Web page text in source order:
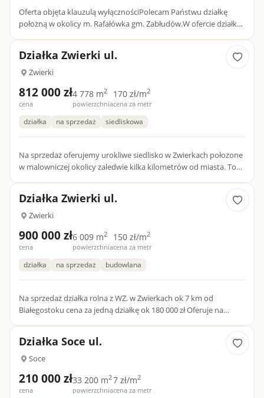
Oferta objęta klauzulą wyłącznościPolecam Państwu działkę
położną w okolicy m. Rafałówka gm. Zabłudów.W ofercie działka
Działka Zwierki ul.
Zwierki
812 000 zł
cena
4 778 m2
powierzchnia
170 zł/m2
cena za metr
działka na sprzedaż siedliskowa
Na sprzedaż oferujemy urokliwe siedlisko w Zwierkach położone
w malowniczej okolicy zaledwie kilka kilometrów od miasta. To
Działka Zwierki ul.
Zwierki
900 000 zł
cena
6 009 m2
powierzchnia
150 zł/m2
cena za metr
działka na sprzedaż budowlana
Na sprzedaż działka rolna z WZ. w Zwierkach ok 7 km od
Białegostoku cena za jedną działkę ok 180 000 zł Oferuje na
Działka Soce ul.
Soce
210 000 zł
cena
33 200 m2
powierzchnia
7 zł/m2
cena za metr